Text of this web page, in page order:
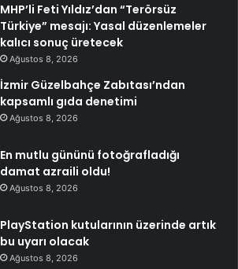
MHP’li Feti Yıldız’dan “Terörsüz
Türkiye” mesajı: Yasal düzenlemeler
kalıcı sonuç üretecek
Ağustos 8, 2026
İzmir Güzelbahçe Zabıtası’ndan
kapsamlı gıda denetimi
Ağustos 8, 2026
En mutlu gününü fotoğrafladığı
damat azraili oldu!
Ağustos 8, 2026
PlayStation kutularının üzerinde artık
bu uyarı olacak
Ağustos 8, 2026